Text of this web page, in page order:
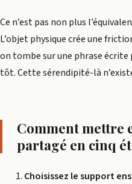
Ce n’est pas non plus
L’objet physique crée une
on tombe sur une phrase
tôt. Cette sérendipité-là
Comment mettre
partagé en cinq
Choisissez le support